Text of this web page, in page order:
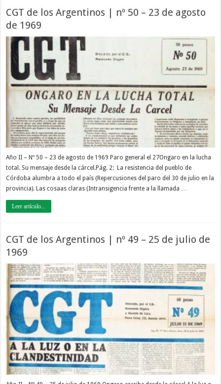
CGT de los Argentinos | nº 50 – 23 de agosto
de 1969
Año II – Nº 50 – 23 de agosto de 1969 Paro general el 27Ongaro en la lucha
total. Su mensaje desde la cárcel.Pág. 2: La resistencia del pueblo de
Córdoba alumbra a todo el país (Repercusiones del paro del 30 de julio en la
provincia). Las cosaas claras (Intransigencia frente a la llamada …
Leer artículo...
CGT de los Argentinos | nº 49 – 25 de julio de
1969